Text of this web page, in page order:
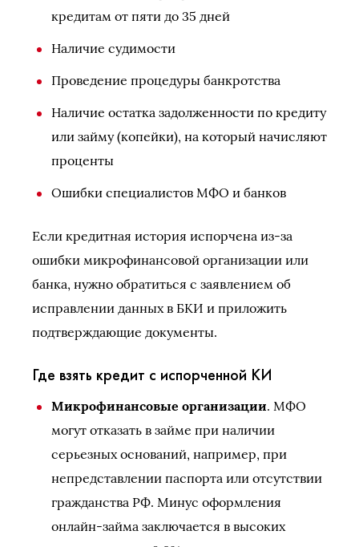
кредитам от пяти до 35 дней
Наличие судимости
Проведение процедуры банкротства
Наличие остатка задолженности по кредиту
или займу (копейки), на который начисляют
проценты
Ошибки специалистов МФО и банков
Если кредитная история испорчена из-за
ошибки микрофинансовой организации или
банка, нужно обратиться с заявлением об
исправлении данных в БКИ и приложить
подтверждающие документы.
Где взять кредит с испорченной КИ
Микрофинансовые организации. МФО
могут отказать в займе при наличии
серьезных оснований, например, при
непредставлении паспорта или отсутствии
гражданства РФ. Минус оформления
онлайн-займа заключается в высоких